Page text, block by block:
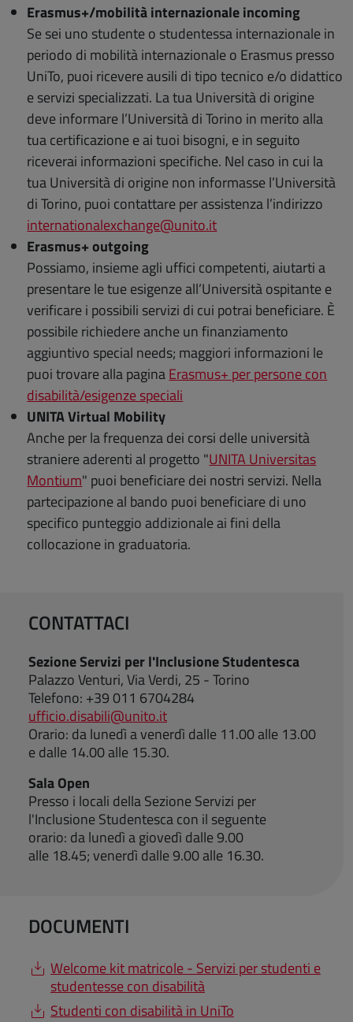
Erasmus+/mobilità internazionale incoming
Se sei uno studente o studentessa internazionale in
periodo di mobilità internazionale o Erasmus presso
UniTo, puoi ricevere ausili di tipo tecnico e/o didattico
e servizi specializzati. La tua Università di origine
deve informare l’Università di Torino in merito alla
tua certificazione e ai tuoi bisogni, e in seguito
riceverai informazioni specifiche. Nel caso in cui la
tua Università di origine non informasse l’Università
di Torino, puoi contattare per assistenza l’indirizzo
internationalexchange@unito.it
Erasmus+ outgoing
Possiamo, insieme agli uffici competenti, aiutarti a
presentare le tue esigenze all’Università ospitante e
verificare i possibili servizi di cui potrai beneficiare. È
possibile richiedere anche un finanziamento
aggiuntivo special needs; maggiori informazioni le
puoi trovare alla paginaErasmus+ per persone con
disabilità/esigenze speciali
UNITA Virtual Mobility
Anche per la frequenza dei corsi delle università
straniere aderenti al progetto "UNITA Universitas
Montium" puoi beneficiare dei nostri servizi. Nella
partecipazione al bando puoi beneficiare di uno
specifico punteggio addizionale ai fini della
collocazione in graduatoria.
CONTATTACI
Sezione Servizi per l'Inclusione Studentesca
Palazzo Venturi, Via Verdi, 25 - Torino
Telefono: +39 011 6704284
ufficio.disabili@unito.it
Orario: da lunedì a venerdì dalle 11.00 alle 13.00
e dalle 14.00 alle 15.30.
Sala Open
Presso i locali della Sezione Servizi per
l'Inclusione Studentesca con il seguente
orario: da lunedì a giovedì dalle 9.00
alle 18.45; venerdì dalle 9.00 alle 16.30.
DOCUMENTI
Welcome kit matricole - Servizi per studenti e
studentesse con disabilità
Studenti con disabilità in UniTo